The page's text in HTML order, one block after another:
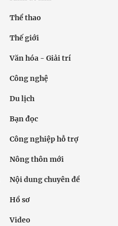
Thể thao
Thế giới
Văn hóa - Giải trí
Công nghệ
Du lịch
Bạn đọc
Công nghiệp hỗ trợ
Nông thôn mới
Nội dung chuyên đề
Hồ sơ
Video